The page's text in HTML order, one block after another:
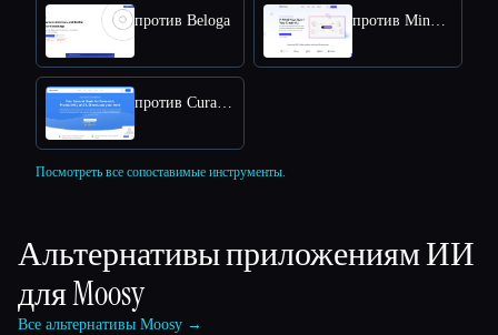
против Beloga против MindMap Ai
против Curateit
Посмотреть все сопоставимые инструменты.
Альтернативы приложениям ИИ
дляMoosy
Все альтернативы Moosy →